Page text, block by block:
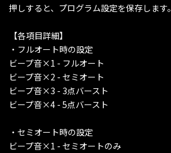
押しすると、プログラム設定を保存します。
【各項目詳細】
・フルオート時の設定
ビープ音×1 - フルオート
ビープ音×2 - セミオート
ビープ音×3 - 3点バースト
ビープ音×4 - 5点バースト
・セミオート時の設定
ビープ音×1 - セミオートのみ